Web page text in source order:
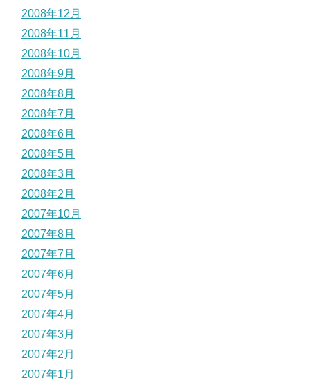
2008年12月
2008年11月
2008年10月
2008年9月
2008年8月
2008年7月
2008年6月
2008年5月
2008年3月
2008年2月
2007年10月
2007年8月
2007年7月
2007年6月
2007年5月
2007年4月
2007年3月
2007年2月
2007年1月